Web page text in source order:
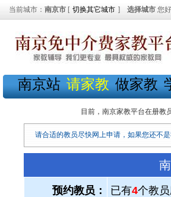
当前城市： 南京市 [ 切换其它城市 ] 选择城市 您
南京站 请家教 做家教
目前，南京家教平台在册教
请合适的教员尽快网上申请，如果您还不
预约教员： 已有4个教